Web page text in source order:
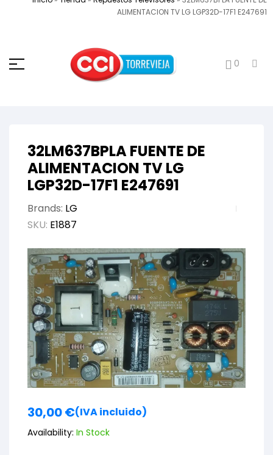
ALIMENTACION TV LG LGP32D-17F1 E247691
0
32LM637BPLA FUENTE DE
ALIMENTACION TV LG
LGP32D-17F1 E247691
Brands: LG
SKU: E1887
30,00€(IVA incluido)
Availability: In Stock